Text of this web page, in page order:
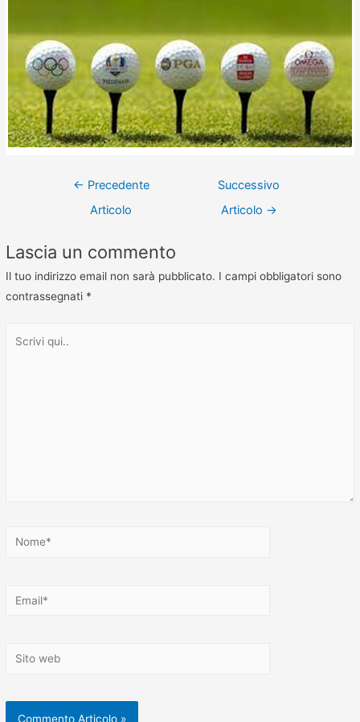
← Precedente
Articolo
Successivo
Articolo →
Lascia un commento
Il tuo indirizzo email non sarà pubblicato. I campi obbligatori sono
contrassegnati *